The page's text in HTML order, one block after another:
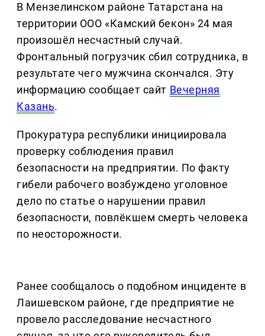
В Мензелинском районе Татарстана на
территории ООО «Камский бекон» 24 мая
произошёл несчастный случай.
Фронтальный погрузчик сбил сотрудника, в
результате чего мужчина скончался. Эту
информацию сообщает сайт Вечерняя
Казань.
Прокуратура республики инициировала
проверку соблюдения правил
безопасности на предприятии. По факту
гибели рабочего возбуждено уголовное
дело по статье о нарушении правил
безопасности, повлёкшем смерть человека
по неосторожности.
Ранее сообщалось о подобном инциденте в
Лаишевском районе, где предприятие не
провело расследование несчастного